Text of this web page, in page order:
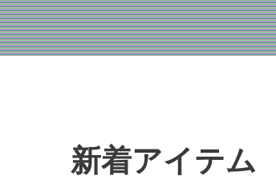
新着アイテム